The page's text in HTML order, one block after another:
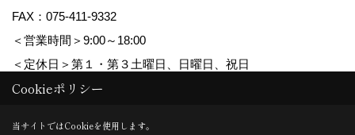
FAX：075-411-9332
＜営業時間＞9:00～18:00
＜定休日＞第１・第３土曜日、日曜日、祝日
Copyright (c) HARU ARCHITECTS CO.,LTD. All Rights Reserved.
Cookieポリシー
当サイトではCookieを使用します。